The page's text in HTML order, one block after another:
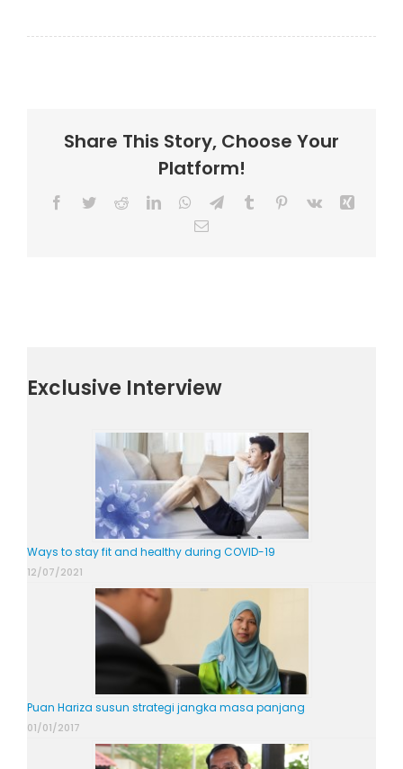
Share This Story, Choose Your
Platform!
Facebook
TwitterRedditLinkedInWhatsApp
TelegramTumblr Pinterest
Vk
Email
Exclusive Interview
Ways to stay fit and healthy during COVID-19
12/07/2021
Puan Hariza susun strategi jangka masa panjang
01/01/2017